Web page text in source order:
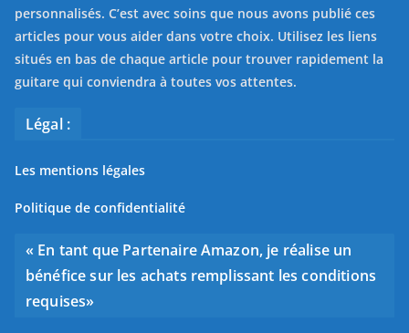
personnalisés. C’est avec soins que nous avons publié ces
articles pour vous aider dans votre choix. Utilisez les liens
situés en bas de chaque article pour trouver rapidement la
guitare qui conviendra à toutes vos attentes.
Légal :
Les mentions légales
Politique de confidentialité
« En tant que Partenaire Amazon, je réalise un
bénéfice sur les achats remplissant les conditions
requises»